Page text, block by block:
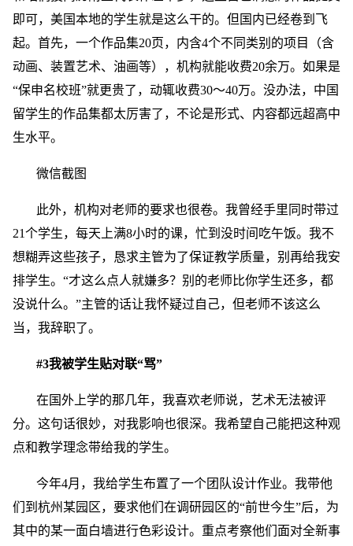
即可，美国本地的学生就是这么干的。但国内已经卷到飞
起。首先，一个作品集20页，内含4个不同类别的项目（含
动画、装置艺术、油画等），机构就能收费20余万。如果是
“保申名校班”就更贵了，动辄收费30～40万。没办法，中国
留学生的作品集都太厉害了，不论是形式、内容都远超高中
生水平。
微信截图
此外，机构对老师的要求也很卷。我曾经手里同时带过
21个学生，每天上满8小时的课，忙到没时间吃午饭。我不
想糊弄这些孩子，恳求主管为了保证教学质量，别再给我安
排学生。“才这么点人就嫌多？别的老师比你学生还多，都
没说什么。”主管的话让我怀疑过自己，但老师不该这么
当，我辞职了。
#3我被学生贴对联“骂”
在国外上学的那几年，我喜欢老师说，艺术无法被评
分。这句话很妙，对我影响也很深。我希望自己能把这种观
点和教学理念带给我的学生。
今年4月，我给学生布置了一个团队设计作业。我带他
们到杭州某园区，要求他们在调研园区的“前世今生”后，为
其中的某一面白墙进行色彩设计。重点考察他们面对全新事